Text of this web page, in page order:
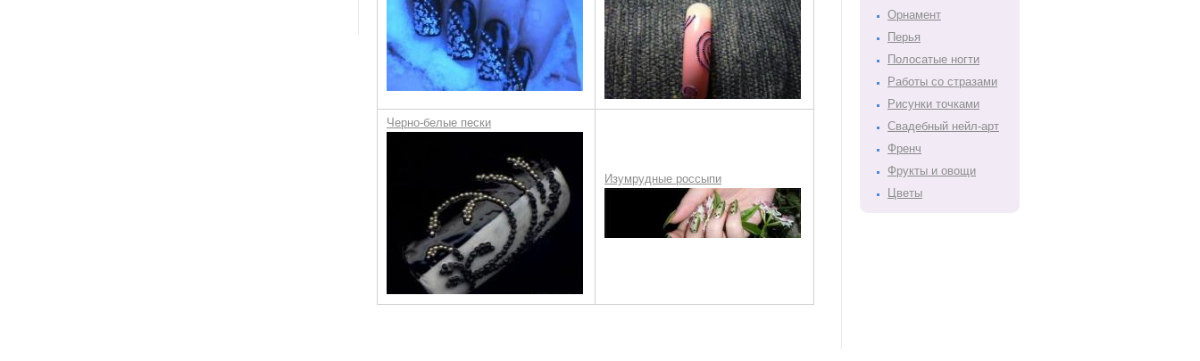
Черно-белые пески
Изумрудные россыпи
Орнамент
Перья
Полосатые ногти
Работы со стразами
Рисунки точками
Свадебный нейл-арт
Френч
Фрукты и овощи
Цветы